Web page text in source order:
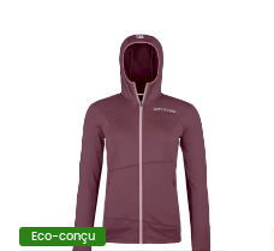
Eco-conçu